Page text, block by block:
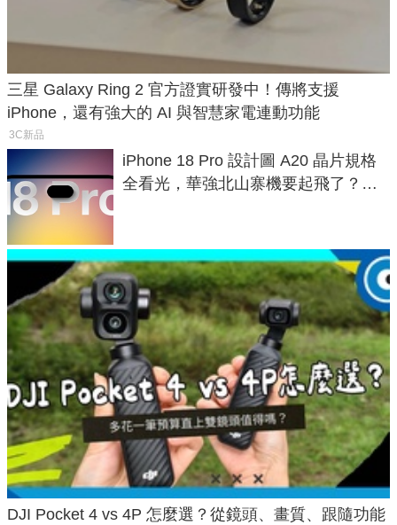
三星 Galaxy Ring 2 官方證實研發中！傳將支援
iPhone，還有強大的 AI 與智慧家電連動功能
3C新品
iPhone 18 Pro 設計圖 A20 晶片規格
全看光，華強北山寨機要起飛了？專
DJI Pocket 4 vs 4P 怎麼選？從鏡頭、畫質、跟隨功能